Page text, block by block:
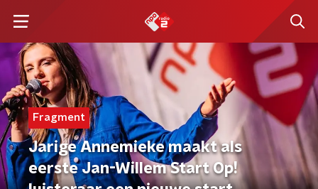
Fragment
Jarige Annemieke maakt als
eerste Jan-Willem Start Op!